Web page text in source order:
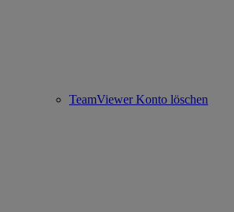
TeamViewer Konto löschen